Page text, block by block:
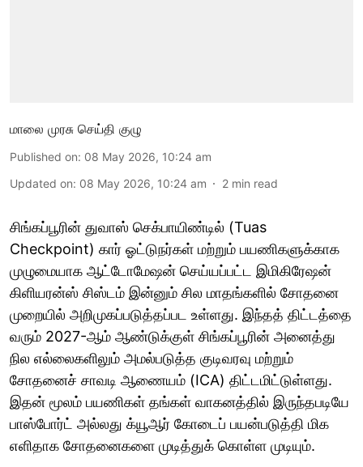
மாலை முரசு செய்தி குழு
Published on: 08 May 2026, 10:24 am
Updated on: 08 May 2026, 10:24 am 2 min read
சிங்கப்பூரின் துவாஸ் செக்பாயிண்டில் (Tuas
Checkpoint) கார் ஓட்டுநர்கள் மற்றும் பயணிகளுக்காக
முழுமையாக ஆட்டோமேஷன் செய்யப்பட்ட இமிகிரேஷன்
கிளியரன்ஸ் சிஸ்டம் இன்னும் சில மாதங்களில் சோதனை
முறையில் அறிமுகப்படுத்தப்பட உள்ளது. இந்தத் திட்டத்தை
வரும் 2027-ஆம் ஆண்டுக்குள் சிங்கப்பூரின் அனைத்து
நில எல்லைகளிலும் அமல்படுத்த குடிவரவு மற்றும்
சோதனைச் சாவடி ஆணையம் (ICA) திட்டமிட்டுள்ளது.
இதன் மூலம் பயணிகள் தங்கள் வாகனத்தில் இருந்தபடியே
பாஸ்போர்ட் அல்லது க்யூஆர் கோடைப் பயன்படுத்தி மிக
எளிதாக சோதனைகளை முடித்துக் கொள்ள முடியும்.